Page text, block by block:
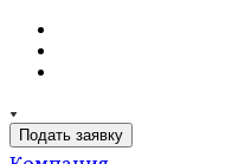
Подать заявку